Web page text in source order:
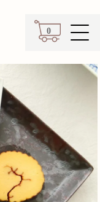
0
カート